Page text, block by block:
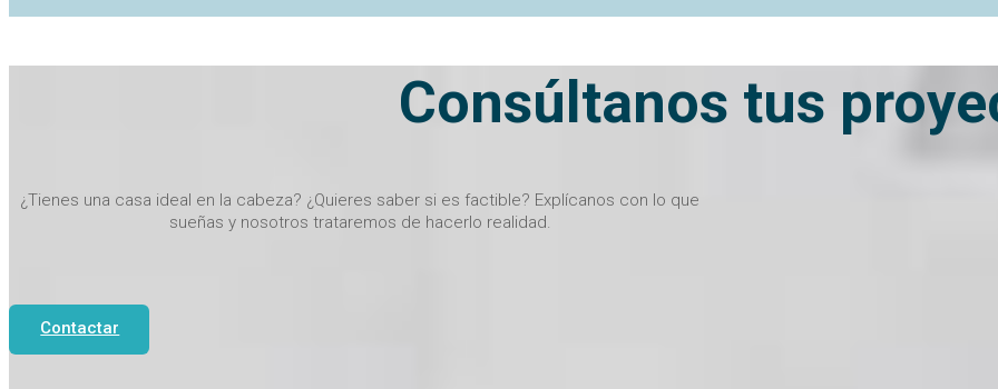
Consúltanos tus
¿Tienes una casa ideal en la cabeza? ¿Quieres saber si es factible? Explícanos con lo que
sueñas y nosotros trataremos de hacerlo realidad.
Contactar